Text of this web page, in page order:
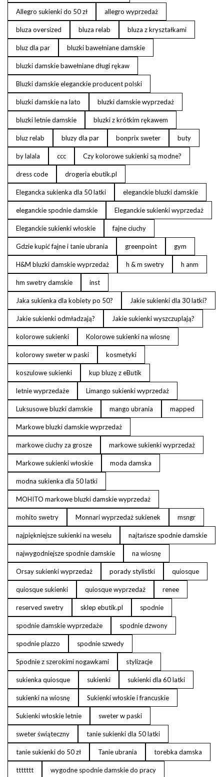
Allegro sukienki do 50 zł allegro wyprzedaż
bluza oversized bluza relab bluza z kryształkami
bluz dla par bluzki bawełniane damskie
bluzki damskie bawełniane długi rękaw
Bluzki damskie eleganckie producent polski
bluzki damskie na lato bluzki damskie wyprzedaż
bluzki letnie damskie bluzki z krótkim rękawem
bluz relab bluzy dla par bonprix sweter buty
by lalala ccc Czy kolorowe sukienki są modne?
dress code drogeria ebutik.pl
Elegancka sukienka dla 50 latki eleganckie bluzki damskie
eleganckie spodnie damskie Eleganckie sukienki wyprzedaż
Eleganckie sukienki włoskie fajne ciuchy
Gdzie kupić fajne i tanie ubrania greenpoint gym
H&M bluzki damskie wyprzedaż h & m swetry h anm
hm swetry damskie inst
Jaka sukienka dla kobiety po 50? Jakie sukienki dla 30 latki?
Jakie sukienki odmładzają? Jakie sukienki wyszczuplają?
kolorowe sukienki Kolorowe sukienki na wiosnę
kolorowy sweter w paski kosmetyki
koszulowe sukienki kup bluzę z eButik
letnie wyprzedaże Limango sukienki wyprzedaż
Luksusowe bluzki damskie mango ubrania mapped
Markowe bluzki damskie wyprzedaż
markowe ciuchy za grosze markowe sukienki wyprzedaż
Markowe sukienki włoskie moda damska
modna sukienka dla 50 latki
MOHITO markowe bluzki damskie wyprzedaż
mohito swetry Monnari wyprzedaż sukienek msngr
najpiękniejsze sukienki na weselu najtańsze spodnie damskie
najwygodniejsze spodnie damskie na wiosnę
Orsay sukienki wyprzedaż porady stylistki quiosque
quiosque sukienki quiosque wyprzedaż renee
reserved swetry sklep ebutik.pl spodnie
spodnie damskie wyprzedaże spodnie dzwony
spodnie plazzo spodnie szwedy
Spodnie z szerokimi nogawkami stylizacje
sukienka quiosque sukienki sukienki dla 60 latki
sukienki na wiosnę Sukienki włoskie i francuskie
Sukienki włoskie letnie sweter w paski
sweter świąteczny tanie sukienki dla 50 latki
tanie sukienki do 50 zł Tanie ubrania torebka damska
ttttttt wygodne spodnie damskie do pracy